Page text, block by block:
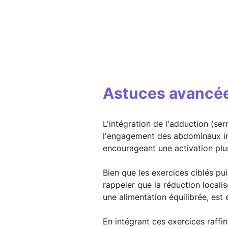
Astuces
L'intégration de l'adduction
l'engagement des abdominaux
encourageant une activation
Bien que les exercices ciblés
rappeler que la réduction
une alimentation équilibrée, est
En intégrant ces exercices